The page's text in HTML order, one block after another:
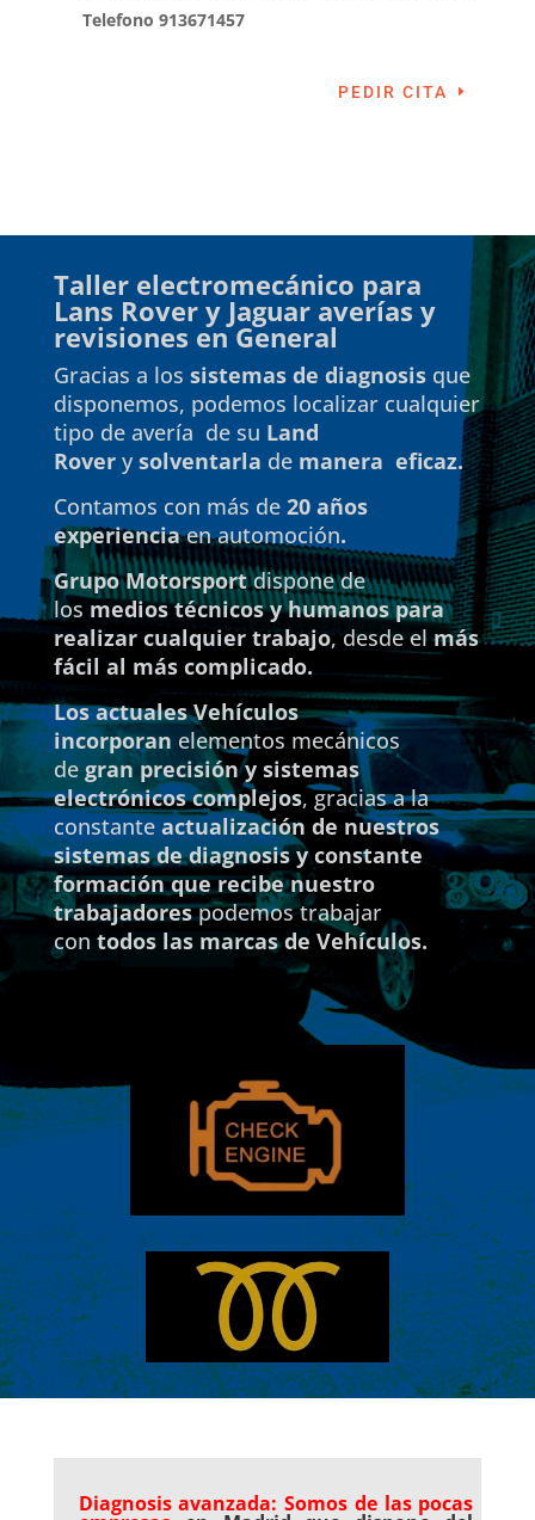
Telefono 913671457
PEDIR CITA
Taller electromecánico para
Lans Rover y Jaguar averías y
revisiones en General
Gracias a los sistemas de diagnosisque
disponemos, podemos localizar cualquier
tipo de avería de su Land
Rover ysolventarla de manera eficaz.
Contamos con más de 20 años
experienciaen automoción.
Grupo Motorsportdispone de
los medios técnicos y humanos para
realizar cualquier trabajo, desde elmás
fácil al más complicado.
Los actuales Vehículos
incorporan elementos mecánicos
de gran precisión y sistemas
electrónicos complejos, gracias a la
constante actualización de nuestros
sistemas de diagnosis y constante
formación que recibe nuestro
trabajadorespodemos trabajar
con todos las marcas de Vehículos.
Diagnosis avanzada: Somos de las pocas